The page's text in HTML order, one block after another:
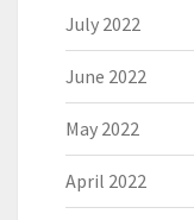
July 2022
June 2022
May 2022
April 2022